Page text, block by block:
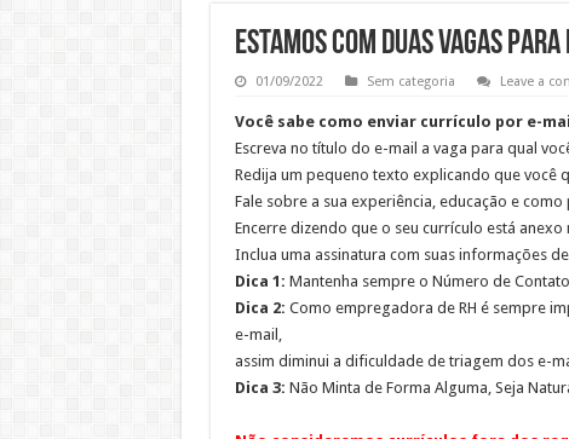
Analista Administrativo Financeiro
Estamos com duas vagas
01/09/2022 Sem categoria Leave a
Você sabe como enviar currículo por e-
Escreva no título do e-mail a vaga para qual
Redija um pequeno texto explicando que você
Fale sobre a sua experiência, educação e
Encerre dizendo que o seu currículo está anexo
Inclua uma assinatura com suas informações
Dica 1: Mantenha sempre o Número de
Dica 2: Como empregadora de RH é sempre
e-mail,
assim diminui a dificuldade de triagem dos e-
Dica 3: Não Minta de Forma Alguma, Seja